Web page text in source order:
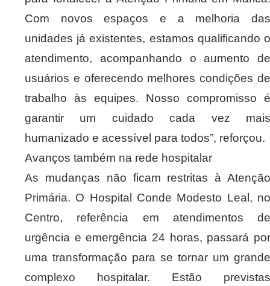
Com novos espaços e a melhoria das
unidades já existentes, estamos qualificando o
atendimento, acompanhando o aumento de
usuários e oferecendo melhores condições de
trabalho às equipes. Nosso compromisso é
garantir um cuidado cada vez mais
humanizado e acessível para todos”, reforçou.
Avanços também na rede hospitalar
As mudanças não ficam restritas à Atenção
Primária. O Hospital Conde Modesto Leal, no
Centro, referência em atendimentos de
urgência e emergência 24 horas, passará por
uma transformação para se tornar um grande
complexo hospitalar. Estão previstas